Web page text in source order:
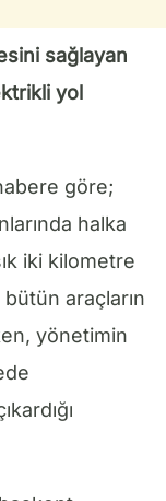
sağlayan
yol
göre;
halka
iki kilometre
araçların
yönetimin